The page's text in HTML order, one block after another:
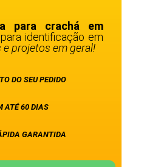
para crachá em
para identificação em
e projetos em geral!
DO SEU PEDIDO
ATÉ 60 DIAS
GARANTIDA